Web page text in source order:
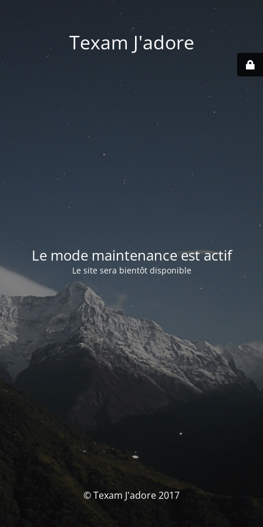
Texam J'adore
Le mode maintenance est actif
Le site sera bientôt disponible
© Texam J'adore 2017